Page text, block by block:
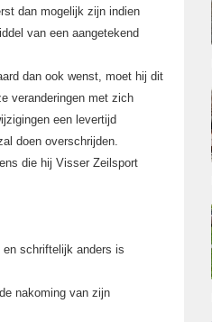
dan mogelijk zijn indien
van een aangetekend
dan ook wenst, moet hij dit
veranderingen met zich
een levertijd
doen overschrijden.
die hij Visser Zeilsport
schriftelijk anders is
nakoming van zijn